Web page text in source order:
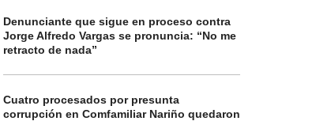
Denunciante que sigue en proceso contra
Jorge Alfredo Vargas se pronuncia: “No me
retracto de nada”
Cuatro procesados por presunta
corrupción en Comfamiliar Nariño quedaron